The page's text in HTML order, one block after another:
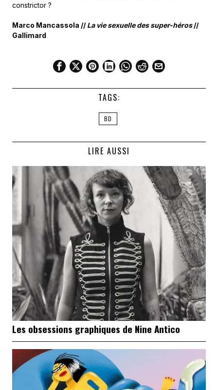
constrictor ?
Marco Mancassola // La vie sexuelle des super-héros//
Gallimard
TAGS:
BD
LIRE AUSSI
Les obsessions graphiques de Nine Antico